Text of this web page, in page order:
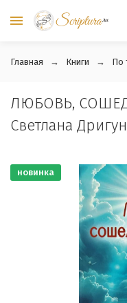
Главная Книги По
ЛЮБОВЬ,
Светлана
новинка